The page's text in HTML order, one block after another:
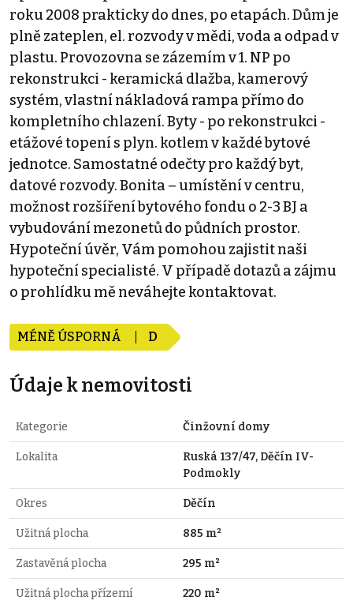
roku 2008 prakticky do dnes, po etapách. Dům je
plně zateplen, el. rozvody v mědi, voda a odpad v
plastu. Provozovna se zázemím v 1. NP po
rekonstrukci - keramická dlažba, kamerový
systém, vlastní nákladová rampa přímo do
kompletního chlazení. Byty - po rekonstrukci -
etážové topení s plyn. kotlem v každé bytové
jednotce. Samostatné odečty pro každý byt,
datové rozvody. Bonita – umístění v centru,
možnost rozšíření bytového fondu o 2-3 BJ a
vybudování mezonetů do půdních prostor.
Hypoteční úvěr, Vám pomohou zajistit naši
hypoteční specialisté. V případě dotazů a zájmu
o prohlídku mě neváhejte kontaktovat.
MÉNĚ ÚSPORNÁ D
Údaje k nemovitosti
Kategorie Činžovní domy
Lokalita
Ruská 137/47, Děčín IV-
Podmokly
Okres Děčín
Užitná plocha 885 m²
Zastavěná plocha 295 m²
Užitná plocha přízemí 220 m²